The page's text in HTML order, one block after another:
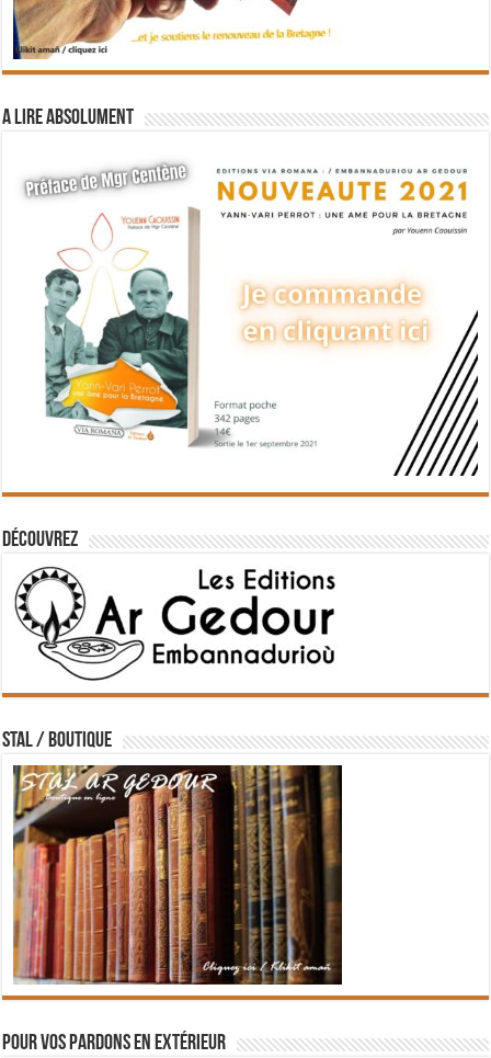
A lire absolument
Découvrez
STAL / BOUTIQUE
Pour vos pardons en extérieur